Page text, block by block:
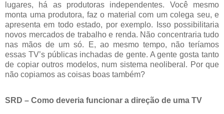
lugares, há as produtoras independentes. Você mesmo
monta uma produtora, faz o material com um colega seu, e
apresenta em todo estado, por exemplo. Isso possibilitaria
novos mercados de trabalho e renda. Não concentraria tudo
nas mãos de um só. E, ao mesmo tempo, não teríamos
essas TV’s públicas inchadas de gente. A gente gosta tanto
de copiar outros modelos, num sistema neoliberal. Por que
não copiamos as coisas boas também?
SRD – Como deveria funcionar a direção de uma TV